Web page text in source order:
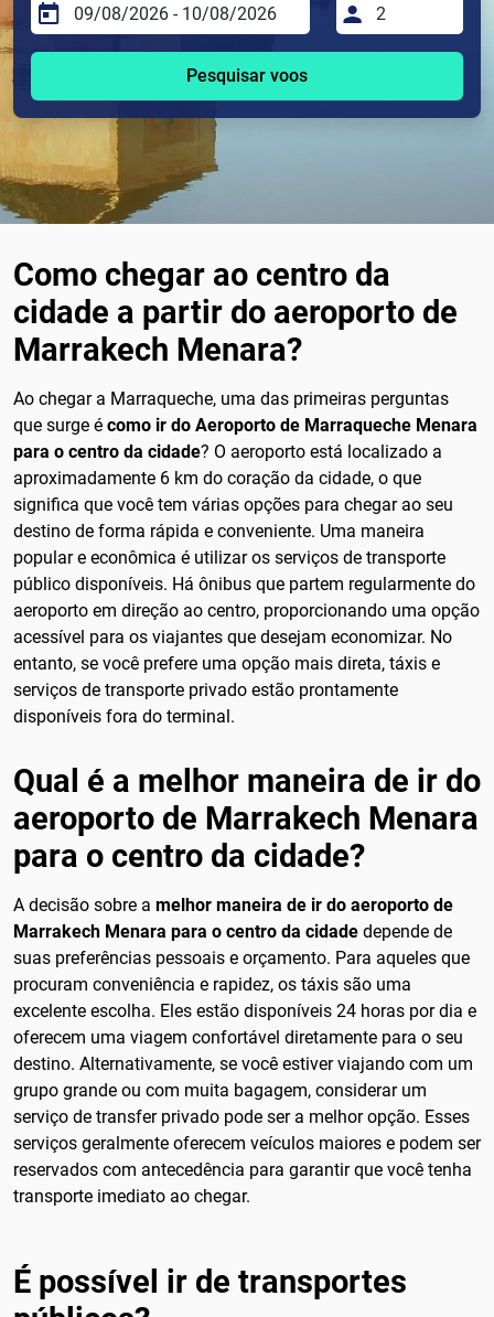
Pesquisar voos
Como chegar ao centro da
cidade a partir do aeroporto de
Marrakech Menara?
Ao chegar a Marraqueche, uma das primeiras perguntas
que surge é como ir do Aeroporto de Marraqueche Menara
para o centro da cidade? O aeroporto está localizado a
aproximadamente 6 km do coração da cidade, o que
significa que você tem várias opções para chegar ao seu
destino de forma rápida e conveniente. Uma maneira
popular e econômica é utilizar os serviços de transporte
público disponíveis. Há ônibus que partem regularmente do
aeroporto em direção ao centro, proporcionando uma opção
acessível para os viajantes que desejam economizar. No
entanto, se você prefere uma opção mais direta, táxis e
serviços de transporte privado estão prontamente
disponíveis fora do terminal.
Qual é a melhor maneira de ir do
aeroporto de Marrakech Menara
para o centro da cidade?
A decisão sobre a melhor maneira de ir do aeroporto de
Marrakech Menara para o centro da cidade depende de
suas preferências pessoais e orçamento. Para aqueles que
procuram conveniência e rapidez, os táxis são uma
excelente escolha. Eles estão disponíveis 24 horas por dia e
oferecem uma viagem confortável diretamente para o seu
destino. Alternativamente, se você estiver viajando com um
grupo grande ou com muita bagagem, considerar um
serviço de transfer privado pode ser a melhor opção. Esses
serviços geralmente oferecem veículos maiores e podem ser
reservados com antecedência para garantir que você tenha
transporte imediato ao chegar.
É possível ir de transportes